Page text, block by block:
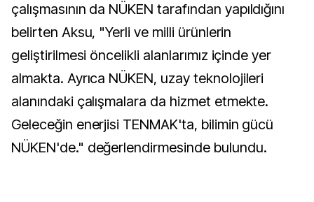
çalışmasının da NÜKEN tarafından yapıldığını
belirten Aksu, "Yerli ve milli ürünlerin
geliştirilmesi öncelikli alanlarımız içinde yer
almakta. Ayrıca NÜKEN, uzay teknolojileri
alanındaki çalışmalara da hizmet etmekte.
Geleceğin enerjisi TENMAK'ta, bilimin gücü
NÜKEN'de." değerlendirmesinde bulundu.